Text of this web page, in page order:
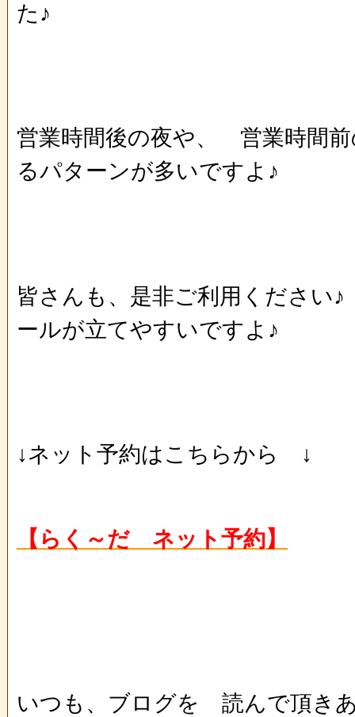
た♪
営業時間後の夜や、 営業時間
るパターンが多いですよ♪
皆さんも、是非ご利用ください
ールが立てやすいですよ♪
↓ネット予約はこちらから ↓
【らく～だ ネット予約】
いつも、ブログを 読んで頂き